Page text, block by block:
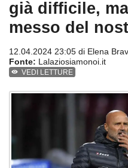
già difficile,
messo del
12.04.2024 23:05 di Elena
Fonte: Lalaziosiamonoi.it
VEDI LETTURE